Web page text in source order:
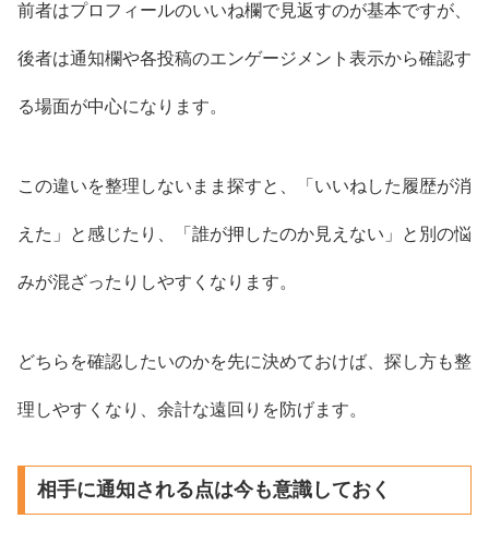
前者はプロフィールのいいね欄で見返すのが基本ですが、
後者は通知欄や各投稿のエンゲージメント表示から確認す
る場面が中心になります。
この違いを整理しないまま探すと、「いいねした履歴が消
えた」と感じたり、「誰が押したのか見えない」と別の悩
みが混ざったりしやすくなります。
どちらを確認したいのかを先に決めておけば、探し方も整
理しやすくなり、余計な遠回りを防げます。
相手に通知される点は今も意識しておく